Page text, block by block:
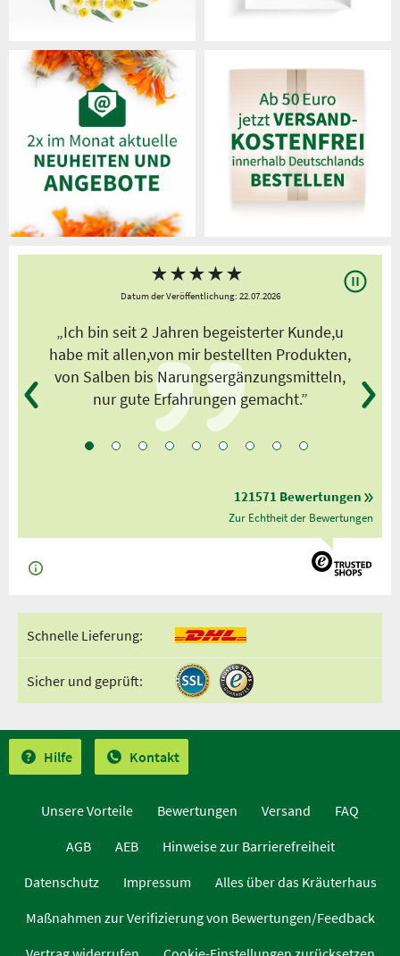
★★★★★
Datum der Veröffentlichung: 22.07.2026
„Ich bin seit 2 Jahren begeisterter Kunde,u
habe mit allen,von mir bestellten Produkten,
von Salben bis Narungsergänzungsmitteln,
nur gute Erfahrungen gemacht.”
121571 Bewertungen
Zur Echtheit der Bewertungen
Schnelle Lieferung:
Sicher und geprüft:
Hilfe Kontakt
Unsere Vorteile Bewertungen Versand
FAQ
AGB
AEB
Hinweise zur Barrierefreiheit
Datenschutz
Impressum
Alles über das Kräuterhaus
Maßnahmen zur Verifizierung von Bewertungen/Feedback